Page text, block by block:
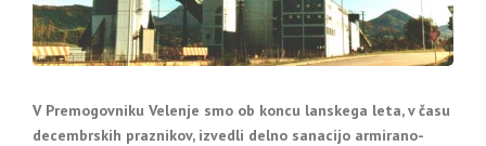
V Premogovniku Velenje smo ob koncu lanskega leta, v času
decembrskih praznikov, izvedli delno sanacijo armirano-